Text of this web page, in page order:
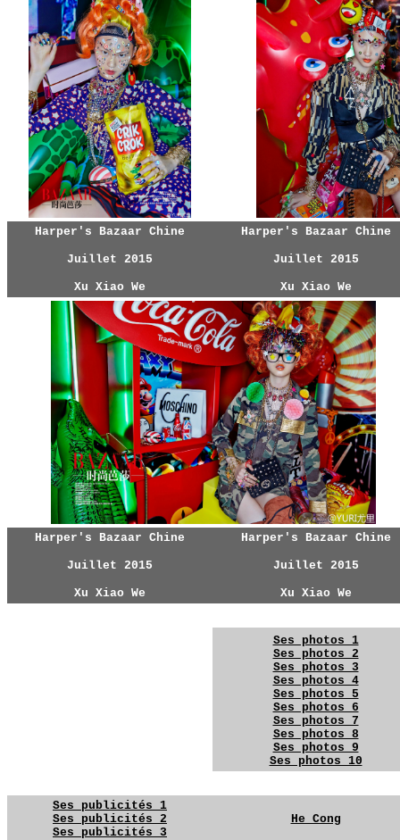
Harper's Bazaar Chine
Juillet 2015
Xu Xiao We
Harper's Bazaar Chine
Juillet 2015
Xu Xiao We
Harper's Bazaar Chine
Juillet 2015
Xu Xiao We
Harper's Bazaar Chine
Juillet 2015
Xu Xiao We
Ses photos 1
Ses photos 2
Ses photos 3
Ses photos 4
Ses photos 5
Ses photos 6
Ses photos 7
Ses photos 8
Ses photos 9
Ses photos 10
Ses publicités 1
Ses publicités 2
Ses publicités 3
He Cong